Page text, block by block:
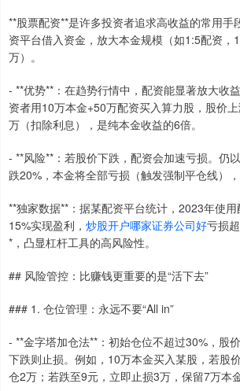
**股票配资**是许多投资者追求高收益的常用手
资平台借入资金，放大本金规模（如1:5配资，
万）。
- **优势**：在趋势行情中，配资能显著放大收
资者用10万本金+50万配资买入算力股，股价
万（扣除利息），是纯本金收益的6倍。
- **风险**：若股价下跌，配资会加速亏损。仍
跌20%，本金将全部亏损（触发强制平仓线）
**独家数据**：据某配资平台统计，2023年使
15%实现盈利， 炒股开户哪家证券公司好亏损
*，凸显杠杆工具的高风险性。
## 风险管控：比赚钱更重要的是“活下去”
### 1. 仓位管理：永远不要“All in”
- **金字塔加仓法**：初始仓位不超过30%，股
下跌则止损。例如，10万本金买入某股，若股
仓2万；若跌至9元，立即止损3万，保留7万本金